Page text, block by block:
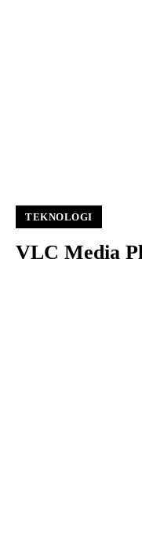
TEKNOLOGI
VLC Media